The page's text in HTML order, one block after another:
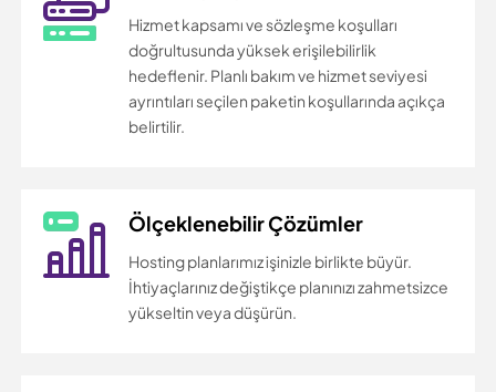
Hizmet kapsamı ve sözleşme koşulları
doğrultusunda yüksek erişilebilirlik
hedeflenir. Planlı bakım ve hizmet seviyesi
ayrıntıları seçilen paketin koşullarında açıkça
belirtilir.
Ölçeklenebilir Çözümler
Hosting planlarımız işinizle birlikte büyür.
İhtiyaçlarınız değiştikçe planınızı zahmetsizce
yükseltin veya düşürün.